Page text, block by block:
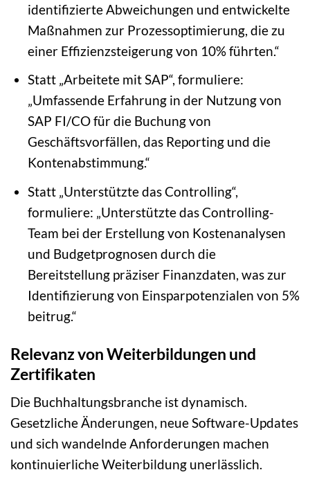
identifizierte Abweichungen und entwickelte
Maßnahmen zur Prozessoptimierung, die zu
einer Effizienzsteigerung von 10% führten.“
Statt „Arbeitete mit SAP“, formuliere:
„Umfassende Erfahrung in der Nutzung von
SAP FI/CO für die Buchung von
Geschäftsvorfällen, das Reporting und die
Kontenabstimmung.“
Statt „Unterstützte das Controlling“,
formuliere: „Unterstützte das Controlling-
Team bei der Erstellung von Kostenanalysen
und Budgetprognosen durch die
Bereitstellung präziser Finanzdaten, was zur
Identifizierung von Einsparpotenzialen von 5%
beitrug.“
Relevanz von Weiterbildungen und
Zertifikaten
Die Buchhaltungsbranche ist dynamisch.
Gesetzliche Änderungen, neue Software-Updates
und sich wandelnde Anforderungen machen
kontinuierliche Weiterbildung unerlässlich.